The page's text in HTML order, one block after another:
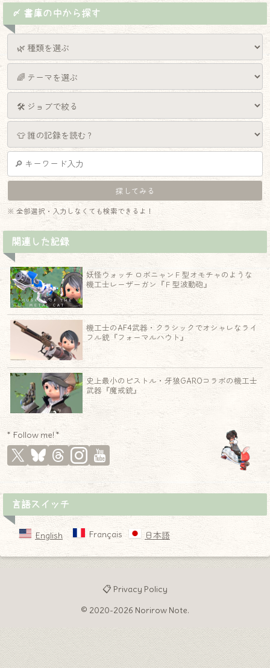
〆 書庫の中から探す
※ 全部選択・入力しなくても検索できるよ！
関連した記録
妖怪ウォッチ ロボニャンＦ型オモチャのような
機工士レーザーガン『Ｆ型波動砲』
機工士のAF4武器・クラシックでオシャレなライ
フル銃『フォーマルハウト』
史上最小のピストル・牙狼GAROコラボの機工士
武器『魔戒銃』
* Follow me! *
言語スイッチ
English Français 日本語
📋 Privacy Policy
© 2020-2026 Norirow Note.